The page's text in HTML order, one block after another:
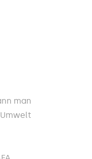
man